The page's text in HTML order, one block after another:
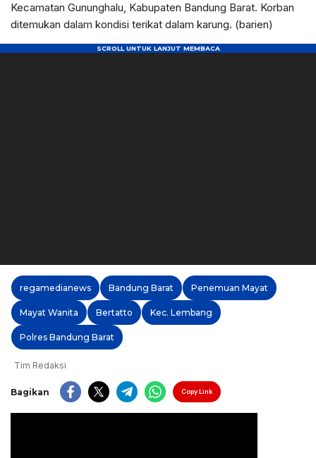
Kecamatan Gununghalu, Kabupaten Bandung Barat. Korban
ditemukan dalam kondisi terikat dalam karung. (barien)
regamedianews Bandung Barat Penemuan Mayat
Mayat Wanita Bertatto Kec. Lembang
Polres Bandung Barat
Tim Redaksi
Bagikan Copy Link